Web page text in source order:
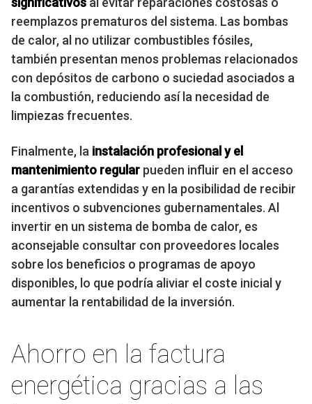
reemplazos prematuros del sistema. Las bombas
de calor, al no utilizar combustibles fósiles,
también presentan menos problemas relacionados
con depósitos de carbono o suciedad asociados a
la combustión, reduciendo así la necesidad de
limpiezas frecuentes.
Finalmente, la instalación profesional y el
mantenimiento regular pueden influir en el acceso
a garantías extendidas y en la posibilidad de recibir
incentivos o subvenciones gubernamentales. Al
invertir en un sistema de bomba de calor, es
aconsejable consultar con proveedores locales
sobre los beneficios o programas de apoyo
disponibles, lo que podría aliviar el coste inicial y
aumentar la rentabilidad de la inversión.
Ahorro en la factura
energética gracias a las